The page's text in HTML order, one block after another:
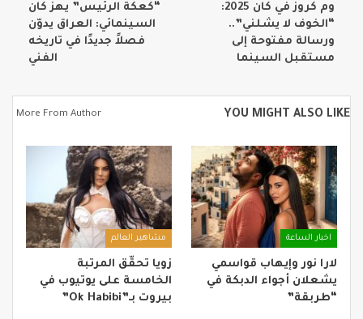
وم كروز في كان 2025:
“الخوف لا يشلني”..
ورسالة مفتوحة إلى
مستقبل السينما
“كعكة الرئيس” يهز كان
السينمائي: العراق يدوّن
فصلاً جديدًا في تاريخه
الفني
YOU MIGHT ALSO LIKE
More From Author
اخبار الساعة
لارا نور وإيهاب قواسمي
يشعلان أجواء الدبكة في
“طربقة”
مشاهير العالم
زويا تحقّق المرتبة
الخامسة على يوتيوب في
بيروت بـ”Ok Habibi”